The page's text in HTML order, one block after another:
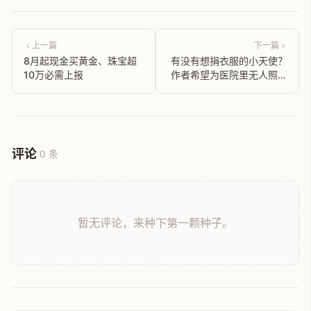
上一篇
8月起现金买黄金、珠宝超
10万必需上报
下一篇
有没有想捐衣服的小天使？
作者希望为医院里无人照管
评论 0 条
暂无评论，来种下第一颗种子。